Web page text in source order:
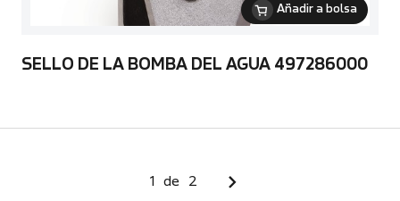
Añadir a bolsa
SELLO DE LA BOMBA DEL AGUA 497286000
1 de 2